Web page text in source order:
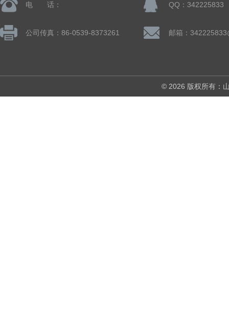
电 话： QQ：342225833
公司传真：86-0539-8373261 邮箱：
© 2026 版权所有：